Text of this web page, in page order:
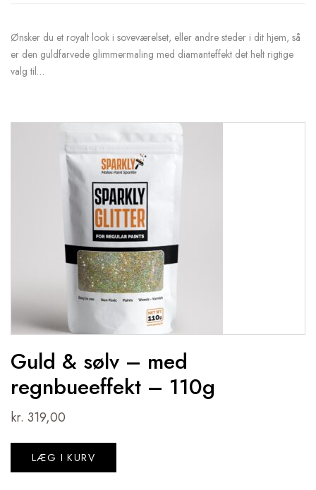
Ønsker du et royalt look i soveværelset, eller andre steder i dit hjem, så
er den guldfarvede glimmermaling med diamanteffekt det helt rigtige
valg til…
Guld & sølv – med
regnbueeffekt – 110g
kr. 319,00
LÆG I KURV